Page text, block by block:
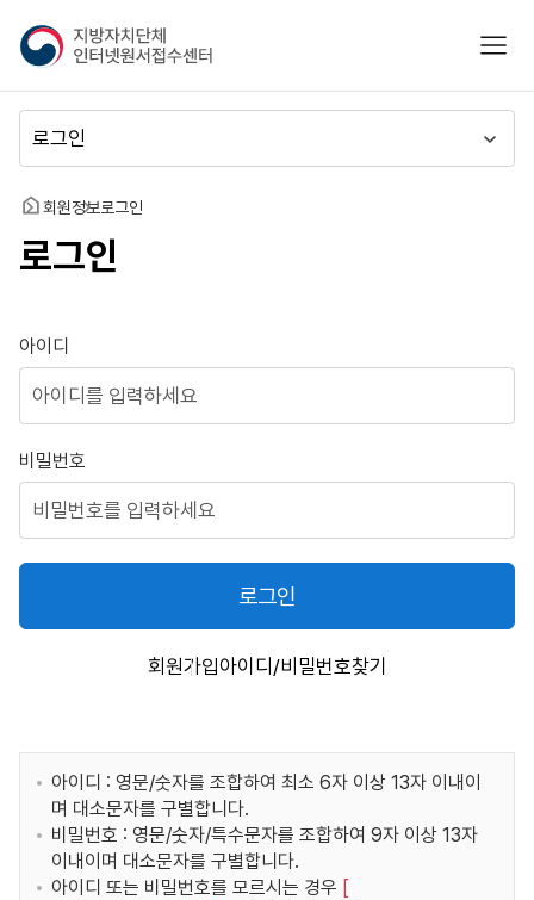
지
방
자
치
단
체
인
넷
접
수
센
모바
뉴
동
홈 회원정보로그인
로그인
로그인
아이디
비밀번호
로그인
회원가입아이디/비밀번호찾기
아이디 : 영문/숫자를 조합하여 최소 6자 이상 13자 이내이
며 대소문자를 구별합니다.
비밀번호 : 영문/숫자/특수문자를 조합하여 9자 이상 13자
이내이며 대소문자를 구별합니다.
아이디 또는 비밀번호를 모르시는 경우 [